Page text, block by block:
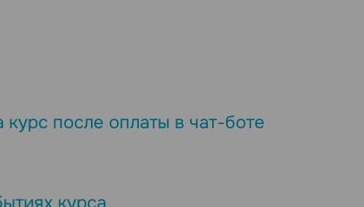
после оплаты в чат-боте